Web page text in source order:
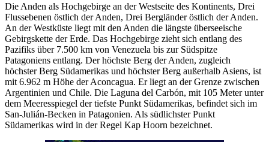
Die Anden als Hochgebirge an der Westseite des Kontinents, Drei
Flussebenen östlich der Anden, Drei Bergländer östlich der Anden.
An der Westküste liegt mit den Anden die längste überseeische
Gebirgskette der Erde. Das Hochgebirge zieht sich entlang des
Pazifiks über 7.500 km von Venezuela bis zur Südspitze
Patagoniens entlang. Der höchste Berg der Anden, zugleich
höchster Berg Südamerikas und höchster Berg außerhalb Asiens, ist
mit 6.962 m Höhe der Aconcagua. Er liegt an der Grenze zwischen
Argentinien und Chile. Die Laguna del Carbón, mit 105 Meter unter
dem Meeresspiegel der tiefste Punkt Südamerikas, befindet sich im
San-Julián-Becken in Patagonien. Als südlichster Punkt
Südamerikas wird in der Regel Kap Hoorn bezeichnet.